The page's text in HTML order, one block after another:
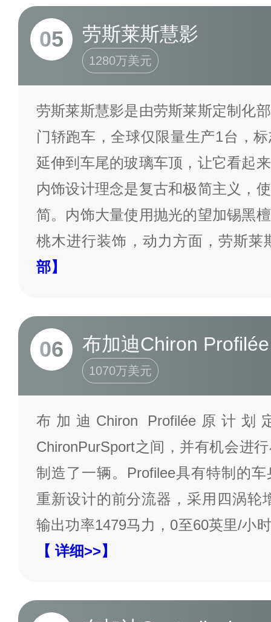
05 劳斯莱斯慧影
1280万美元
劳斯莱斯慧影是由劳斯莱斯定制化
门轿跑车，全球仅限量生产1台，
延伸到车尾的玻璃车顶，让它看起
内饰设计理念是复古和极简主义，
简。内饰大量使用抛光的望加锡黑
桃木进行装饰，动力方面，劳斯莱
部】
06 布加迪Chiron Profilée
1070万美元
布加迪Chiron Profilée原计划
ChironPurSport之间，并有机会进
制造了一辆。Profilee具有特制的
重新设计的前分流器，采用四涡轮
输出功率1479马力，0至60英里/小
【 详细>>】